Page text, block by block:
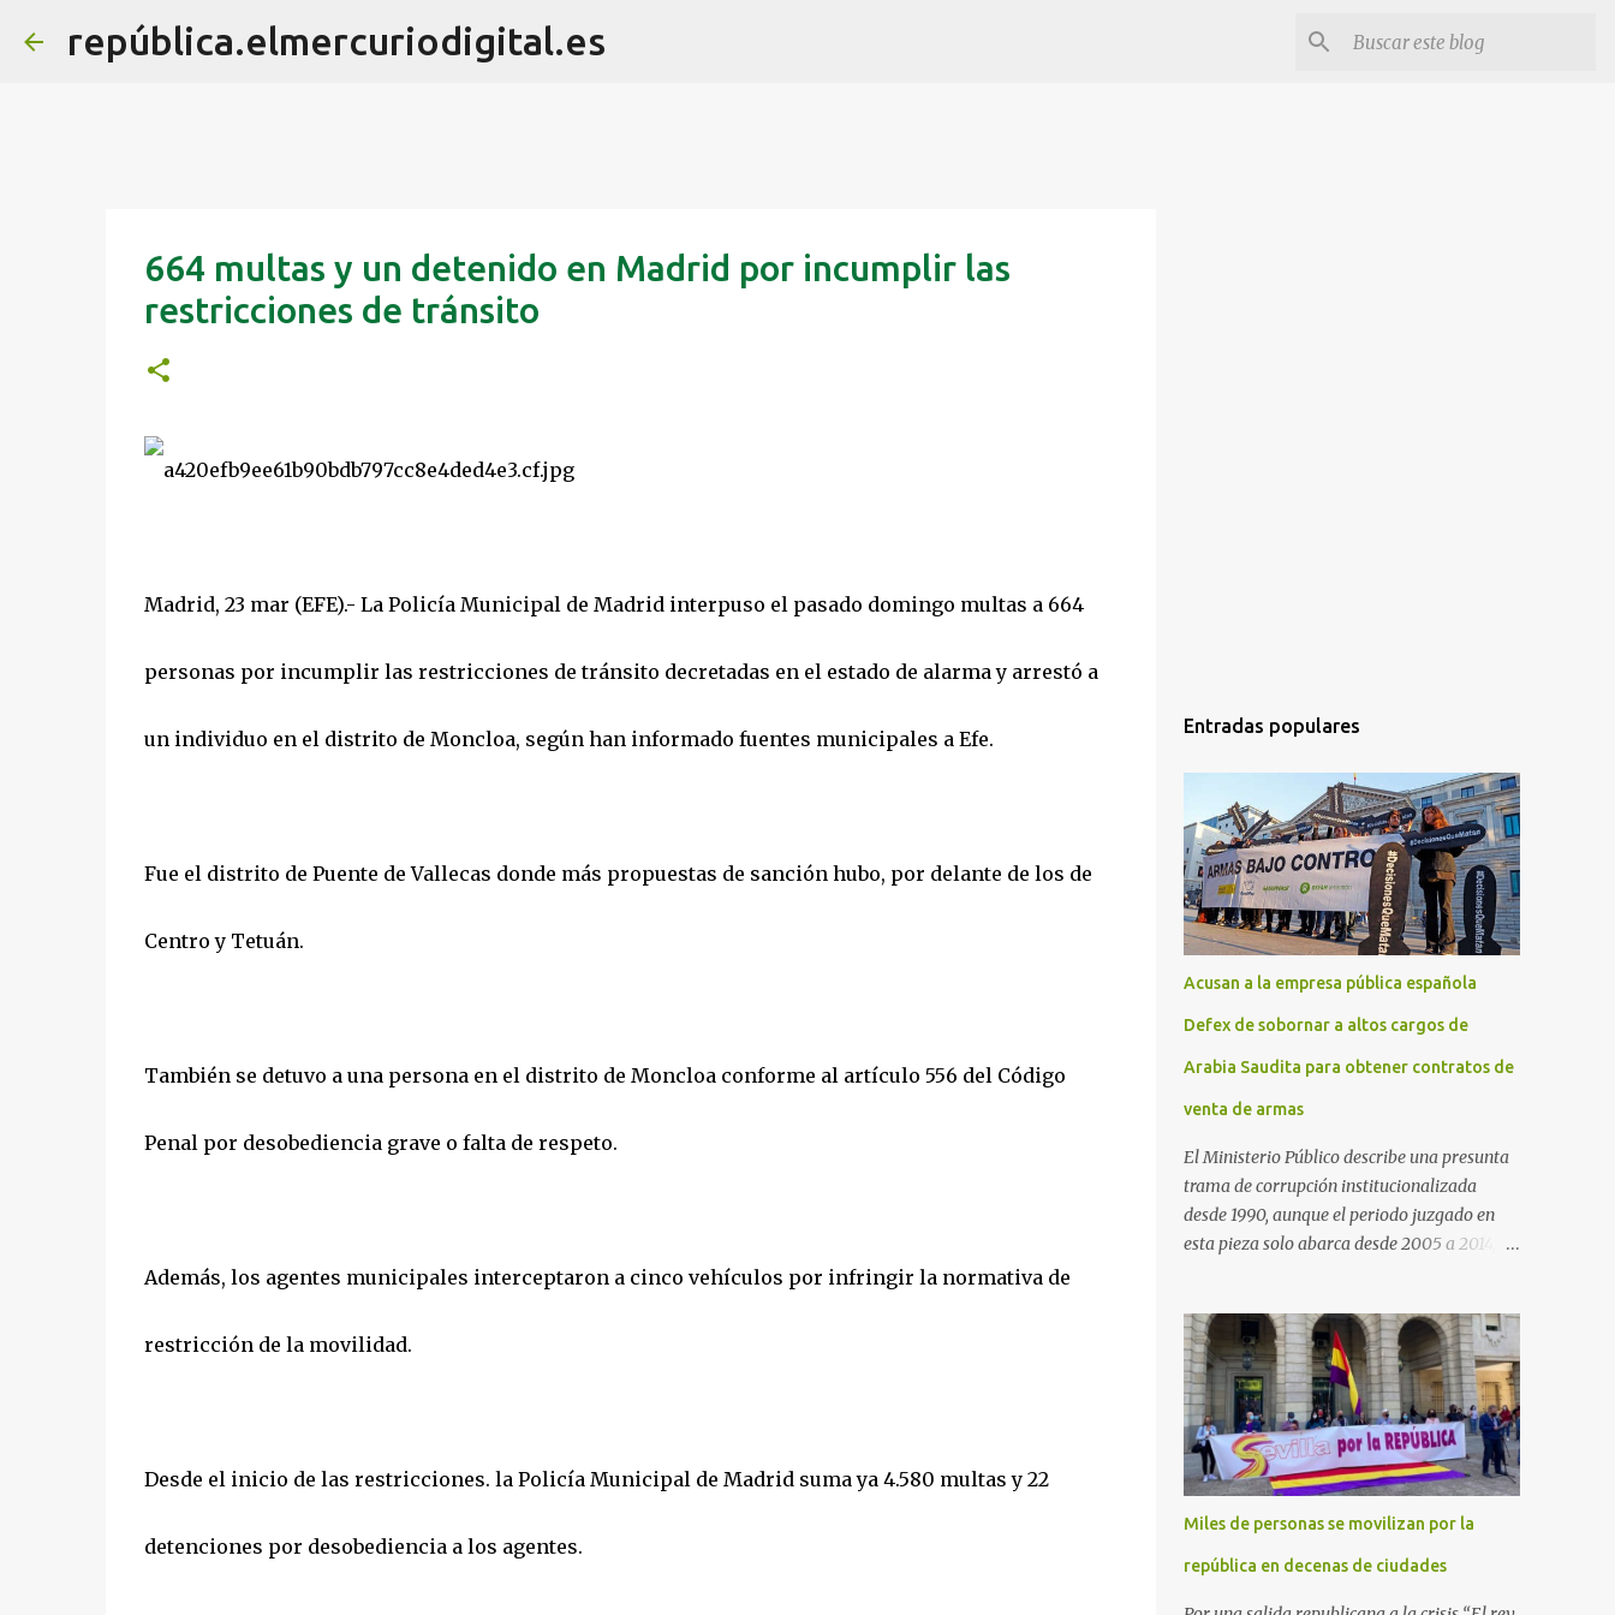
república.elmercuriodigital.es
664 multas y un detenido en Madrid por incumplir las
restricciones de tránsito
Madrid, 23 mar (EFE).- La Policía Municipal de Madrid interpuso el pasado domingo multas a 664
personas por incumplir las restricciones de tránsito decretadas en el estado de alarma y arrestó a
un individuo en el distrito de Moncloa, según han informado fuentes municipales a Efe.
Fue el distrito de Puente de Vallecas donde más propuestas de sanción hubo, por delante de los de
Centro y Tetuán.
También se detuvo a una persona en el distrito de Moncloa conforme al artículo 556 del Código
Penal por desobediencia grave o falta de respeto.
Además, los agentes municipales interceptaron a cinco vehículos por infringir la normativa de
restricción de la movilidad.
Desde el inicio de las restricciones. la Policía Municipal de Madrid suma ya 4.580 multas y 22
detenciones por desobediencia a los agentes.
Entradas populares
Acusan a la empresa pública española
Defex de sobornar a altos cargos de
Arabia Saudita para obtener contratos de
venta de armas
El Ministerio Público describe una presunta
trama de corrupción institucionalizada
desde 1990, aunque el periodo juzgado en
esta pieza solo abarca desde 2005 a 2014, el
de cárcel de hasta 29 años por diversos
delitos de corrupción a ocho personas,
presuntamente cometidos durante las
ventas de material militar a Arabia Saudita
a través de la empresa pública española
Defex, disuelta. El fiscal Conrado Saiz
describe en su escrito de conclusiones cómo
la empresa pública Defex pagó comisiones
ilegales a diversas autoridades del régimen
Miles de personas se movilizan por la
república en decenas de ciudades